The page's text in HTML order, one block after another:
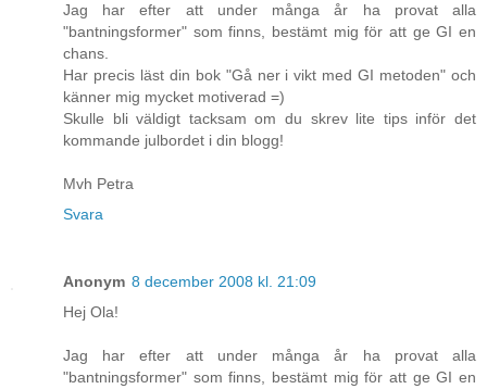
Jag har efter att under många år ha provat alla
"bantningsformer" som finns, bestämt mig för att ge GI en
chans.
Har precis läst din bok "Gå ner i vikt med GI metoden" och
känner mig mycket motiverad =)
Skulle bli väldigt tacksam om du skrev lite tips inför det
kommande julbordet i din blogg!
Mvh Petra
Svara
Anonym 8 december 2008 kl. 21:09
Hej Ola!
Jag har efter att under många år ha provat alla
"bantningsformer" som finns, bestämt mig för att ge GI en